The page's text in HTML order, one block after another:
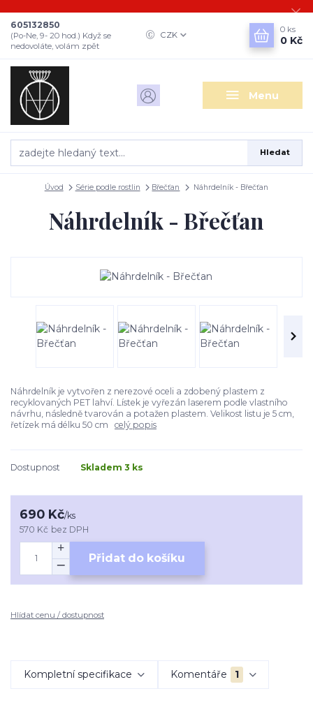
Menu
CZK
Hledat
605132850
(Po-Ne, 9- 20 hod.) Když se
nedovoláte, volám zpět
0 ks
0 Kč
Úvod Série podle rostlin Břečťan Náhrdelník - Břečťan
Náhrdelník - Břečťan
Náhrdelník je vytvořen z nerezové oceli a zdobený plastem z
recyklovaných PET lahví. Lístek je vyřezán laserem podle vlastního
návrhu, následně tvarován a potažen plastem. Velikost listu je 5 cm,
řetízek má délku 50 cm celý popis
Dostupnost Skladem 3 ks
690 Kč/ks
570 Kč bez DPH
Přidat do košíku
Hlídat cenu / dostupnost
Kompletní specifikace Komentáře 1